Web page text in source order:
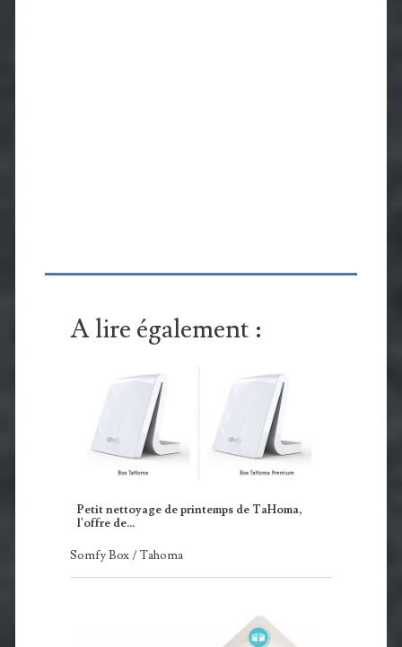
A lire également :
Petit nettoyage de printemps de TaHoma,
l'offre de…
Somfy Box / Tahoma